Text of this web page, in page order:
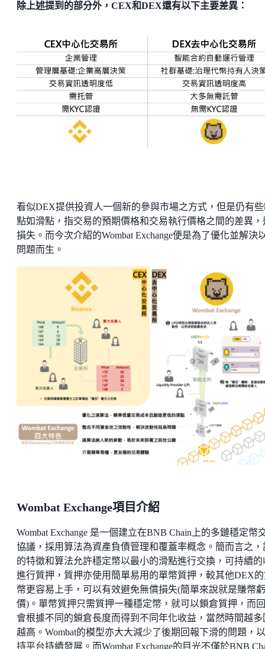
除上述提到的部分外， CEX和DEX還有以下主要差異：
看似DEX提供投資人一個新的參與市場之方式，但是仍有
點如滑點，指交易的預期價格和交易執行價格之間的差異，
損失。而今次介紹的Wombat Exchange便是為了優化並解決
問題而生。
Wombat Exchange項目介紹
Wombat Exchange 是一個建立在BNB Chain上的多鏈穩定幣
協議，採用算法為資產負債管理和覆蓋率概念。簡而言之，
的特徵和算法允許穩定幣以最小的滑點進行交換，可持續的
進行質押，質押亦使用簡單易用的單幣質押，較其他DEX
幣更容易上手，可以有效避免無償損失(簡單來說就是賺幣虧
價)。單幣質押只需質押一種穩定幣，就可以鎖倉質押，而
會根據不同的鎖倉長度而得到不同年化收益，當然時間越多
越高。Wombat的模型亦大大減少了後期回報下滑的問題，
持平台持續發展。而Wombat Exchange的目光不僅於BNB